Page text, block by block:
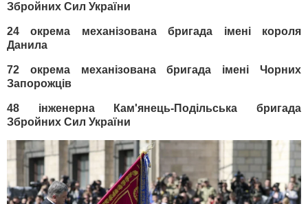
Збройних Сил України
24 окрема механізована бригада імені короля
Данила
72 окрема механізована бригада імені Чорних
Запорожців
48 інженерна Кам'янець-Подільська бригада
Збройних Сил України